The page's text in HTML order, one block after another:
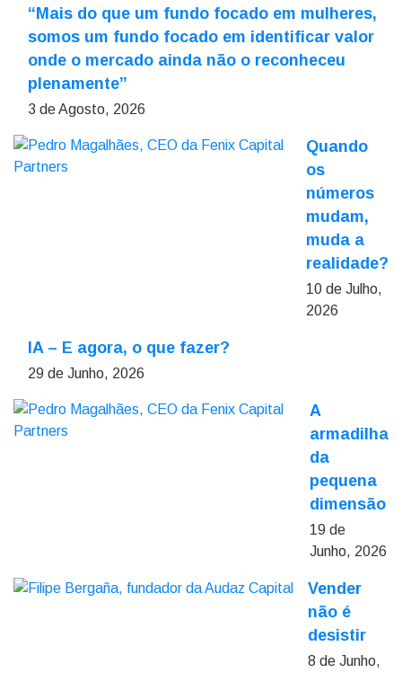
“Mais do que um fundo focado em mulheres,
somos um fundo focado em identificar valor
onde o mercado ainda não o reconheceu
plenamente”
3 de Agosto, 2026
Quando
os
números
mudam,
muda a
realidade?
10 de Julho,
2026
IA – E agora, o que fazer?
29 de Junho, 2026
A
armadilha
da
pequena
dimensão
19 de
Junho, 2026
Vender
não é
desistir
8 de Junho,